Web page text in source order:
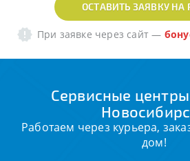
ОСТАВИТЬ ЗАЯВКУ НА
При заявке через сайт —
Сервисные
Работаем через курьера,
дом!